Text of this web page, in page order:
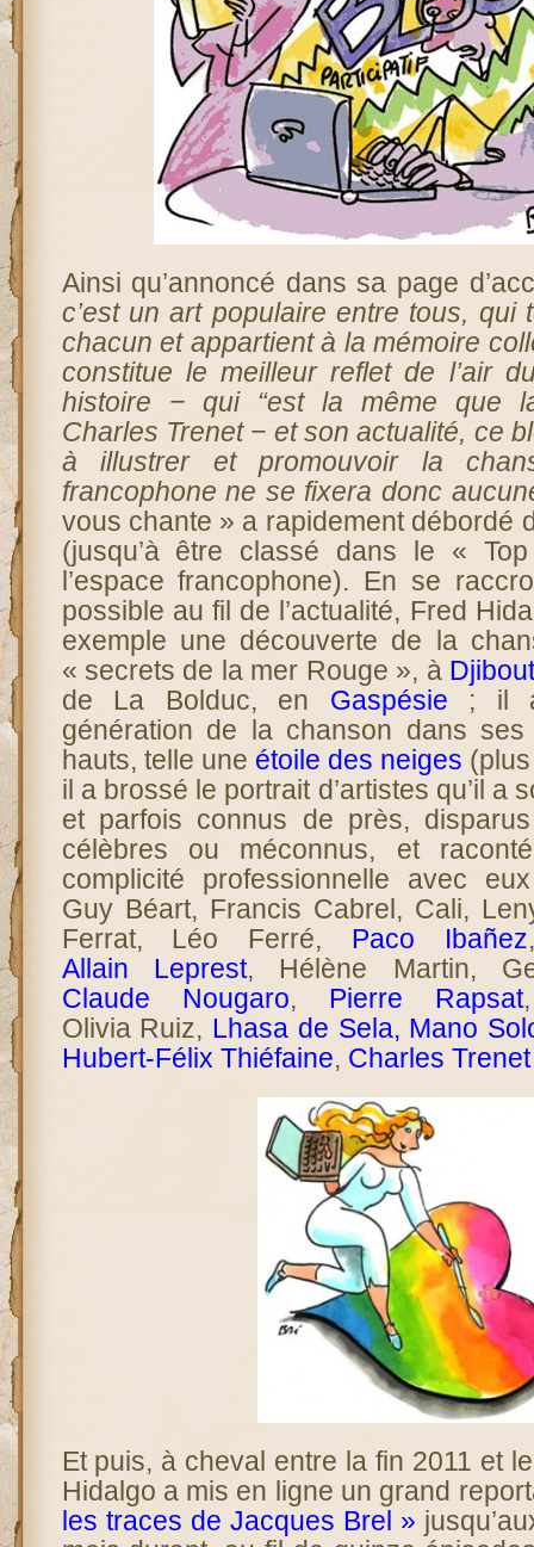
Ainsi qu’annoncé dans sa page
c’est un art populaire entre tous, qui
chacun et appartient à la mémoire
constitue le meilleur reflet de l’air
histoire − qui “est la même que
Charles Trenet − et son actualité, ce
à illustrer et promouvoir la
francophone ne se fixera donc
vous chante » a rapidement débordé
(jusqu’à être classé dans le «
l’espace francophone). En se
possible au fil de l’actualité, Fred
exemple une découverte de la
« secrets de la mer Rouge », à
de La Bolduc, en Gaspésie ; il
génération de la chanson dans
hauts, telle une étoile des neiges
il a brossé le portrait d’artistes qu’il a
et parfois connus de près,
célèbres ou méconnus, et
complicité professionnelle avec
Guy Béart, Francis Cabrel, Cali,
Ferrat, Léo Ferré, Paco Ibañez
Allain Leprest, Hélène Martin,
Claude Nougaro, Pierre Rapsat
Olivia Ruiz, Lhasa de Sela, Mano
Hubert-Félix Thiéfaine, Charles Trenet
Et puis, à cheval entre la fin 2011 et
Hidalgo a mis en ligne un grand
les traces de Jacques Brel »